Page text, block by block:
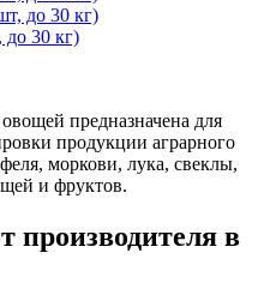
до 30 кг)
предназначена для
продукции аграрного
моркови, лука, свеклы,
и фруктов.
производителя в